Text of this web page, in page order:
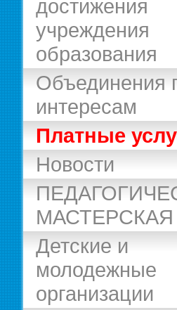
достижения
учреждения
образования
Объединения
интересам
Платные
Новости
МАСТЕРСКАЯ
Детские и
молодежные
организации